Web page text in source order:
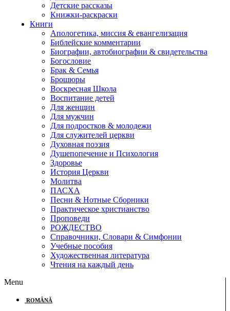
Детские рассказы
Книжки-раскраски
Книги
Апологетика, миссия & евангелизация
Библейские комментарии
Биографии, автобиографии & свидетельства
Богословие
Брак & Семья
Брошюры
Воскресная Школа
Воспитание детей
Для женщин
Для мужчин
Для подростков & молодежи
Для служителей церкви
Духовная поэзия
Душепопечение и Психология
Здоровье
История Церкви
Молитва
ПАСХА
Песни & Нотные Сборники
Практическое христианство
Проповеди
РОЖДЕСТВО
Справочники, Словари & Симфонии
Учебные пособия
Художественная литература
Чтения на каждый день
Menu
ROMÂNĂ